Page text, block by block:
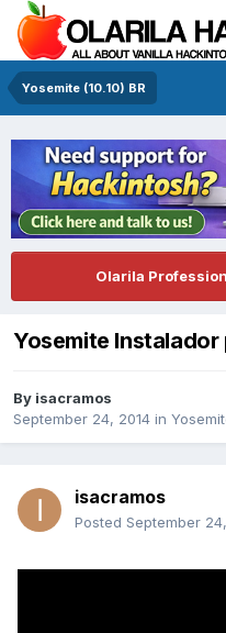
Yosemite (10.10) BR
Olarila
Yosemite Instalador
By isacramos
September 24, 2014 in
isacramos
Posted September